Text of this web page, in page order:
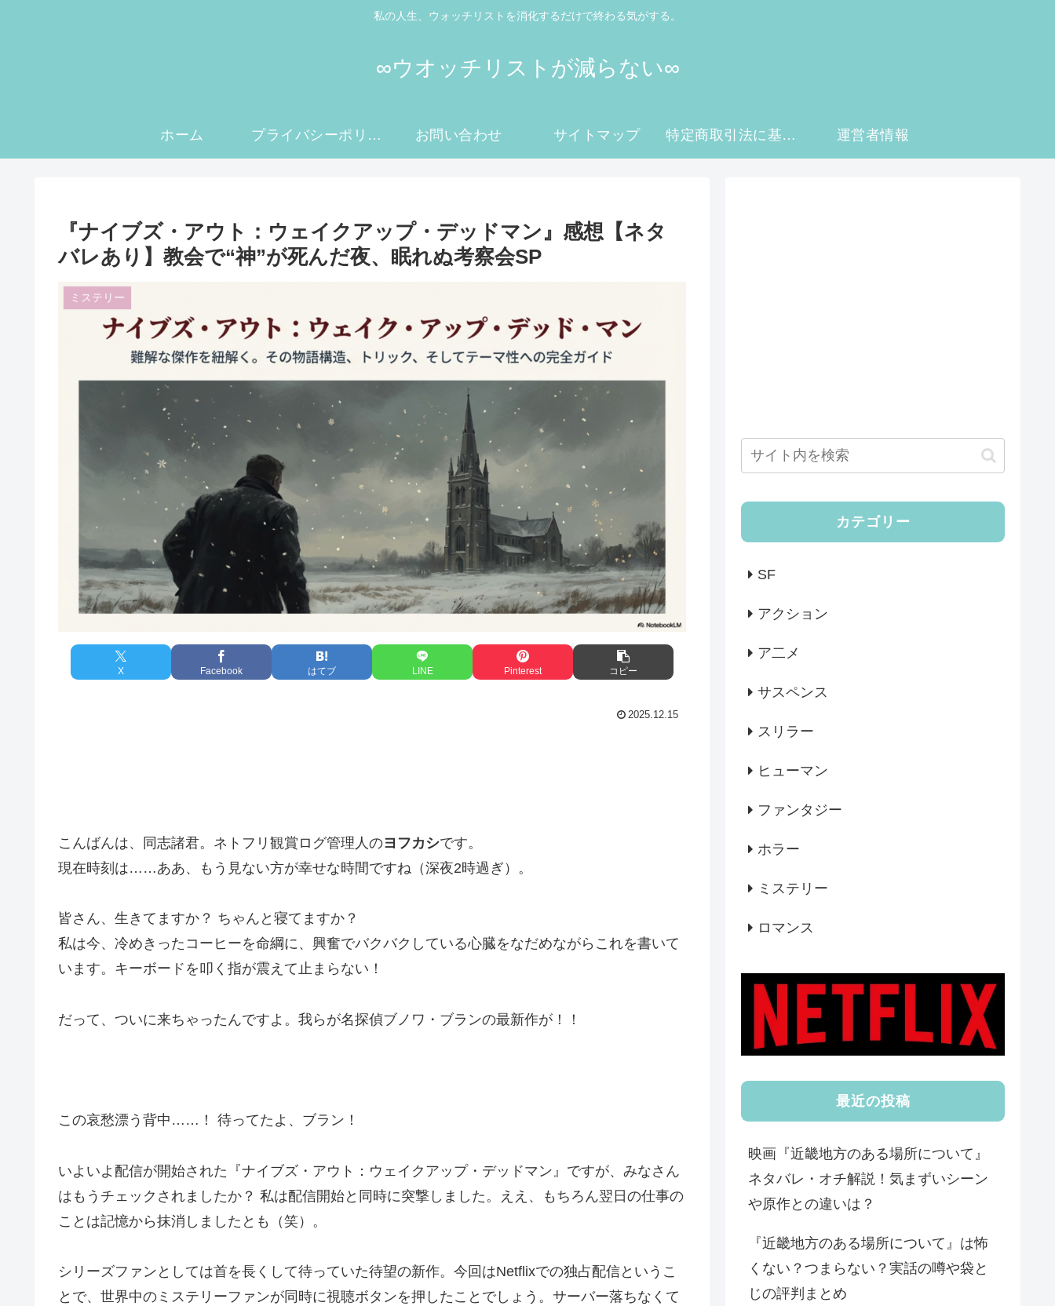
私の人生、ウォッチリストを消化するだけで終わる気がする。
∞ウオッチリストが減らない∞
ホーム プライバシーポリシー お問い合わせ サイトマップ 特定商取引法に基づく表記 運営者情報
『ナイブズ・アウト：ウェイクアップ・デッドマン』感想【ネタ
バレあり】教会で“神”が死んだ夜、眠れぬ考察会SP
ミステリー
X Facebook はてブ LINE Pinterest コピー
2025.12.15
こんばんは、同志諸君。ネトフリ観賞ログ管理人のヨフカシです。
現在時刻は……ああ、もう見ない方が幸せな時間ですね（深夜2時過ぎ）。
皆さん、生きてますか？ ちゃんと寝てますか？
私は今、冷めきったコーヒーを命綱に、興奮でバクバクしている心臓をなだめながらこれを書いて
います。キーボードを叩く指が震えて止まらない！
だって、ついに来ちゃったんですよ。我らが名探偵ブノワ・ブランの最新作が！！
この哀愁漂う背中……！ 待ってたよ、ブラン！
いよいよ配信が開始された『ナイブズ・アウト：ウェイクアップ・デッドマン』ですが、みなさん
はもうチェックされましたか？ 私は配信開始と同時に突撃しました。ええ、もちろん翌日の仕事の
ことは記憶から抹消しましたとも（笑）。
シリーズファンとしては首を長くして待っていた待望の新作。今回はNetflixでの独占配信というこ
とで、世界中のミステリーファンが同時に視聴ボタンを押したことでしょう。サーバー落ちなくて
カテゴリー
SF
アクション
ア二メ
サスペンス
スリラー
ヒューマン
ファンタジー
ホラー
ミステリー
ロマンス
最近の投稿
映画『近畿地方のある場所について』
ネタバレ・オチ解説！気まずいシーン
や原作との違いは？
『近畿地方のある場所について』は怖
くない？つまらない？実話の噂や袋と
じの評判まとめ